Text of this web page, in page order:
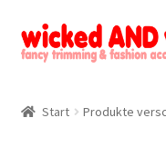
Zur
Navigation
Zum
Inhalt
Start Produkte